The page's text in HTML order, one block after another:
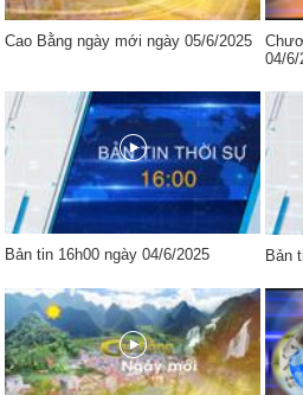
Cao Bằng ngày mới ngày 05/6/2025
04/6/
Bản tin 16h00 ngày 04/6/2025 Bản